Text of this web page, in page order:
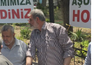
Giresun
Gümüşhane